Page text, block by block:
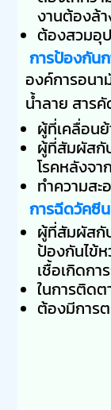
งานต้องล้
ต้องสวมอุ
การป้องกัน
องค์การอนา
น้ำลาย สาร
ผู้ที่เคลื่อน
ผู้ที่สัมผัสกั
โรคหลังจา
ทำความส
การฉีดวัคซี
ผู้ที่สัมผัสกั
ป้องกันไข้
เชื้อเกิดก
ในการติด
ต้องมีการ